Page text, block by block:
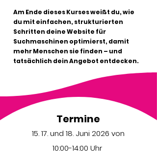
Am Ende dieses Kurses weißt du, wie
du mit einfachen, strukturierten
Schritten deine Website für
Suchmaschinen optimierst, damit
mehr Menschen sie finden – und
tatsächlich dein Angebot entdecken.
Termine
15. 17. und 18. Juni 2026 von
10:00-14:00 Uhr